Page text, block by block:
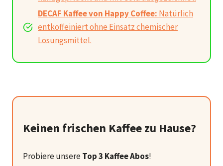
DECAF Kaffee von Happy Coffee: Natürlich
entkoffeiniert ohne Einsatz chemischer
Lösungsmittel.
Keinen frischen Kaffee zu Hause?
Probiere unsereTop 3 Kaffee Abos!